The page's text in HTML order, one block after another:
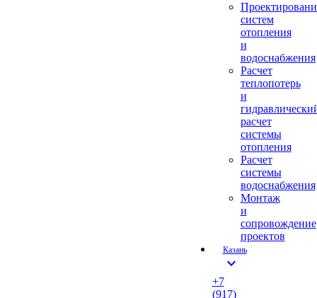
систем
отопления
и
водоснабжения
Расчет
теплопотерь
и
расчет
системы
отопления
Расчет
системы
водоснабжения
Монтаж
и
сопровождение
проектов
Казань
expand_more
+7
(917)